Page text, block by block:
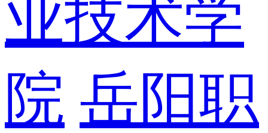
业技术学
院 岳阳职